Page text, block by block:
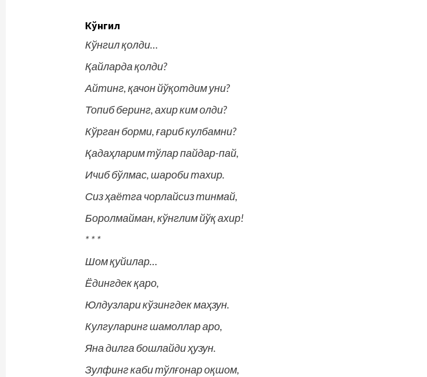
Кўнгил
Кўнгил қолди…
Қайлардақолди?
Айтинг,қачонйўқотдимуни?
Топиб беринг, ахир ким олди?
Кўрган борми, ғариб кулбамни?
Қадаҳларим тўлар пайдар-пай,
Ичиб бўлмас, шароби тахир.
Сиз ҳаётга чорлайсиз тинмай,
Боролмайман, кўнглим йўқ ахир!
* * *
Шом қуйилар…
Ёдингдек қаро,
Юлдузлари кўзингдек маҳзун.
Кулгуларинг шамоллар аро,
Яна дилга бошлайди ҳузун.
Зулфинг каби тўлғонар оқшом,